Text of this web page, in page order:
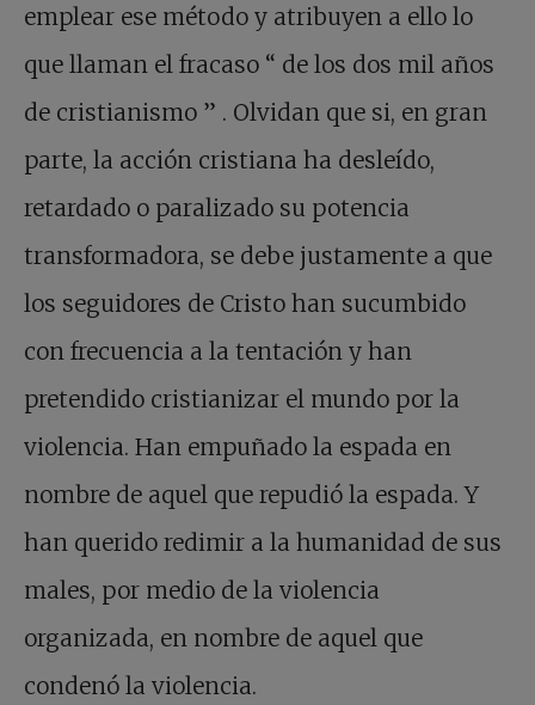
emplear ese método y atribuyen a ello lo
que llaman el fracaso “ de los dos mil años
de cristianismo ” . Olvidan que si, en gran
parte, la acción cristiana ha desleído,
retardado o paralizado su potencia
transformadora, se debe justamente a que
los seguidores de Cristo han sucumbido
con frecuencia a la tentación y han
pretendido cristianizar el mundo por la
violencia. Han empuñado la espada en
nombre de aquel que repudió la espada. Y
han querido redimir a la humanidad de sus
males, por medio de la violencia
organizada, en nombre de aquel que
condenó la violencia.